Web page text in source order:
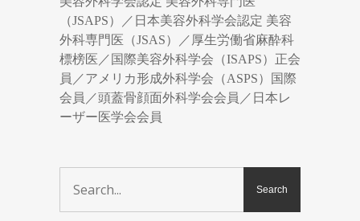
（JSAPS）／日本美容外科学会認定 美容
外科専門医（JSAS）／厚生労働省麻酔科
標榜医／国際美容外科学会（ISAPS）正会
員／アメリカ形成外科学会（ASPS）国際
会員／頭蓋骨顔面外科学会会員／日本レ
ーザー医学会会員